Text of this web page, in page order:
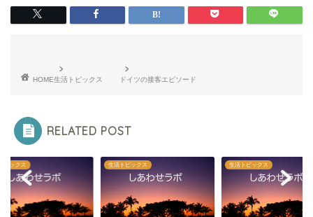
HOME生活トピックス ドイツの接客エピソード
RELATED POST
ピックス 生活トピックス 生活トピックス